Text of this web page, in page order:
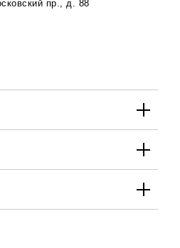
пр., д. 88